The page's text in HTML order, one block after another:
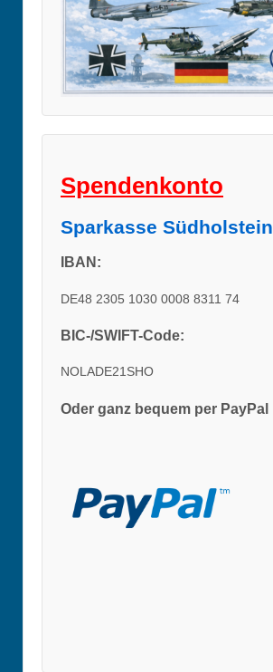
Spendenkonto
Sparkasse Südholstein
IBAN:
DE48 2305 1030 0008 8311 74
BIC-/SWIFT-Code:
NOLADE21SHO
Oder ganz bequem per PayPal